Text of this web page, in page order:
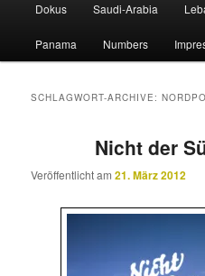
Dokus Saudi-Arabia
Panama Numbers
SCHLAGWORT-ARCHIVE:
Nicht der
Veröffentlicht am21. März 2012